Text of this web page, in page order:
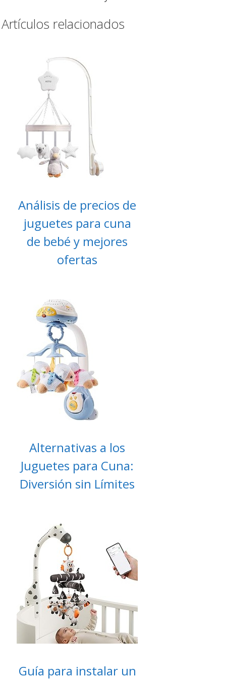
Artículos relacionados
Análisis de precios de
juguetes para cuna
de bebé y mejores
ofertas
Alternativas a los
Juguetes para Cuna:
Diversión sin Límites
Guía para instalar un